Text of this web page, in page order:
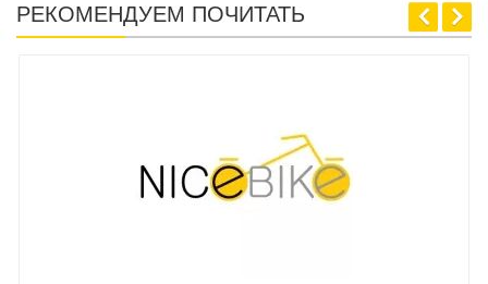
РЕКОМЕНДУЕМ ПОЧИТАТЬ